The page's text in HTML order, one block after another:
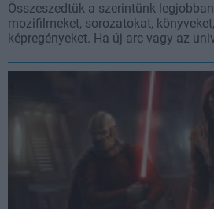
Összeszedtük a szerintünk
mozifilmeket, sorozatokat,
képregényeket. Ha új arc vagy az